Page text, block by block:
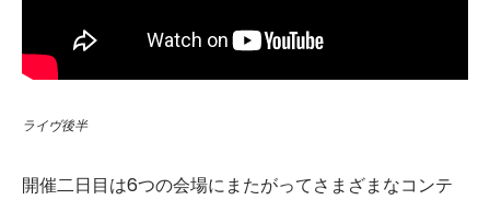
ライヴ後半
開催二日目は6つの会場にまたがってさまざまなコンテ